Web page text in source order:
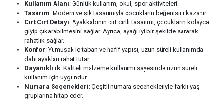
Kullanım Alanı: Günlük kullanım, okul, spor aktiviteleri
Tasarım: Modern ve şık tasarımıyla çocukların beğenisini kazanır.
Cırt Cırt Detayı: Ayakkabının cırt cırtlı tasarımı, çocukların kolayca
giyip çıkarabilmesini sağlar. Ayrıca, ayağı iyi bir şekilde sararak
rahatlık sağlar.
Konfor: Yumuşak iç taban ve hafif yapısı, uzun süreli kullanımda
dahi ayakları rahat tutar.
Dayanıklılık: Kaliteli malzeme kullanımı sayesinde uzun süreli
kullanım için uygundur.
Numara Seçenekleri: Çeşitli numara seçenekleriyle farklı yaş
gruplarına hitap eder.